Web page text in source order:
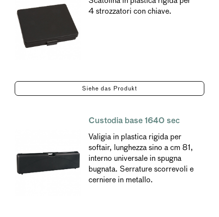
4 strozzatori con chiave.
Siehe das Produkt
Custodia base 1640 sec
Valigia in plastica rigida per
softair, lunghezza sino a cm 81,
interno universale in spugna
bugnata. Serrature scorrevoli e
cerniere in metallo.